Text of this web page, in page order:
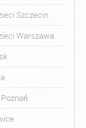
Szczecin
Warszawa